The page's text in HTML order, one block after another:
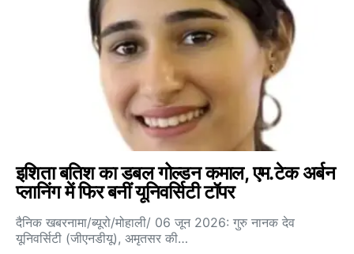
इशिता बतिश का डबल गोल्डन कमाल, एम.टेक अर्बन
प्लानिंग में फिर बनीं यूनिवर्सिटी टॉपर
दैनिक खबरनामा/ब्यूरो/मोहाली/ 06 जून 2026: गुरु नानक देव
यूनिवर्सिटी (जीएनडीयू), अमृतसर की…